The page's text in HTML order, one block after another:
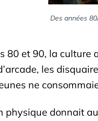
Des années
80 et 90, la culture
les
ne
physique donnait